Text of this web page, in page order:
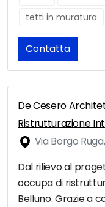
tetti in muratura
Contatta
De Cesero
Ristrutturazione
Via Borgo
Dal rilievo al
occupa di
Belluno. Grazie a